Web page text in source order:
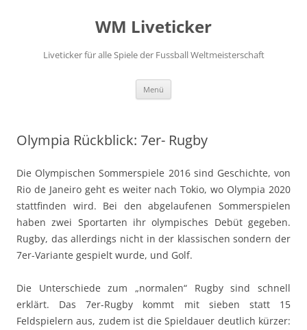
WM Liveticker
Liveticker für alle Spiele der Fussball Weltmeisterschaft
Menü
Olympia Rückblick: 7er- Rugby
Die Olympischen Sommerspiele 2016 sind Geschichte, von
Rio de Janeiro geht es weiter nach Tokio, wo Olympia 2020
stattfinden wird. Bei den abgelaufenen Sommerspielen
haben zwei Sportarten ihr olympisches Debüt gegeben.
Rugby, das allerdings nicht in der klassischen sondern der
7er-Variante gespielt wurde, und Golf.
Die Unterschiede zum „normalen“ Rugby sind schnell
erklärt. Das 7er-Rugby kommt mit sieben statt 15
Feldspielern aus, zudem ist die Spieldauer deutlich kürzer: